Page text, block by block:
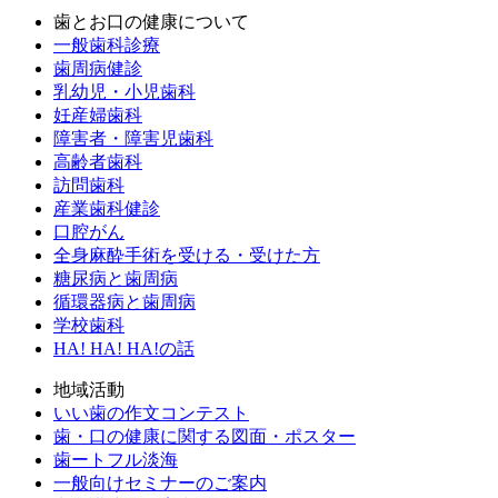
歯とお口の健康について
一般歯科診療
歯周病健診
乳幼児・小児歯科
妊産婦歯科
障害者・障害児歯科
高齢者歯科
訪問歯科
産業歯科健診
口腔がん
全身麻酔手術を受ける・受けた方
糖尿病と歯周病
循環器病と歯周病
学校歯科
HA! HA! HA!の話
地域活動
いい歯の作文コンテスト
歯・口の健康に関する図面・ポスター
歯ートフル淡海
一般向けセミナーのご案内